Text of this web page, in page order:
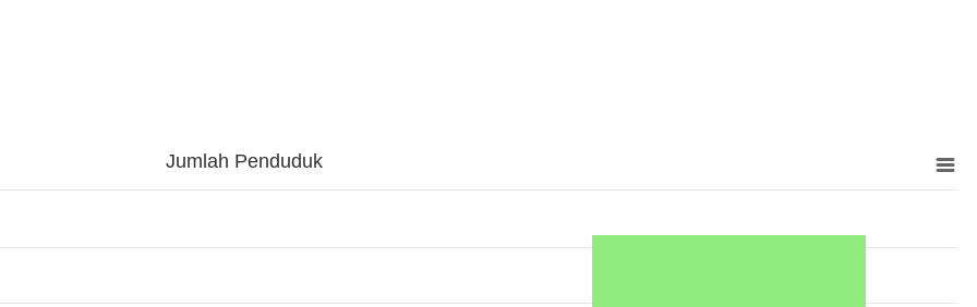
Jumlah Penduduk